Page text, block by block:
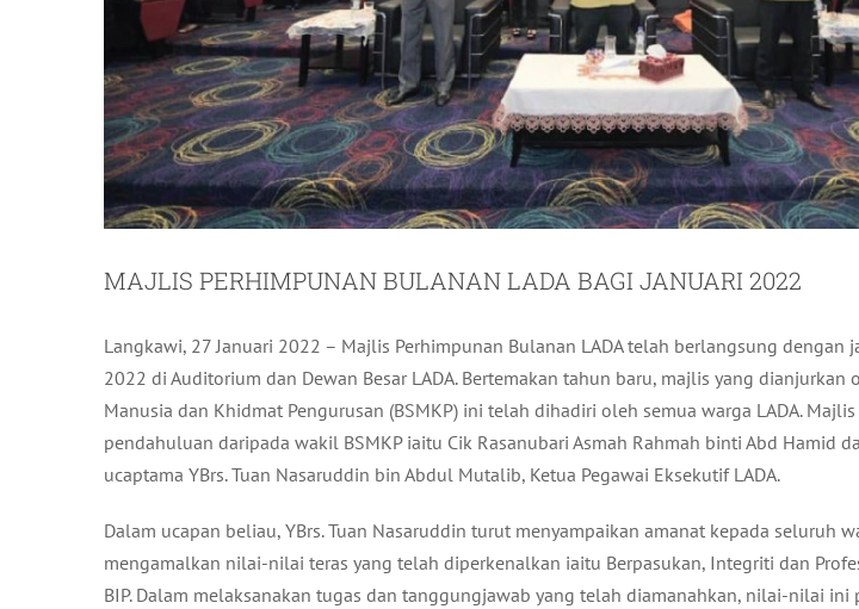
MAJLIS PERHIMPUNAN BULANAN LADA BAGI JANUARI 2022
Langkawi, 27 Januari 2022 – Majlis Perhimpunan Bulanan LADA telah berlangsung dengan
2022 di Auditorium dan Dewan Besar LADA. Bertemakan tahun baru, majlis yang dianjurkan
Manusia dan Khidmat Pengurusan (BSMKP) ini telah dihadiri oleh semua warga LADA.
pendahuluan daripada wakil BSMKP iaitu Cik Rasanubari Asmah Rahmah binti Abd Hamid
ucaptama YBrs. Tuan Nasaruddin bin Abdul Mutalib, Ketua Pegawai Eksekutif LADA.
Dalam ucapan beliau, YBrs. Tuan Nasaruddin turut menyampaikan amanat kepada seluruh
mengamalkan nilai-nilai teras yang telah diperkenalkan iaitu Berpasukan, Integriti dan
BIP. Dalam melaksanakan tugas dan tanggungjawab yang telah diamanahkan, nilai-nilai